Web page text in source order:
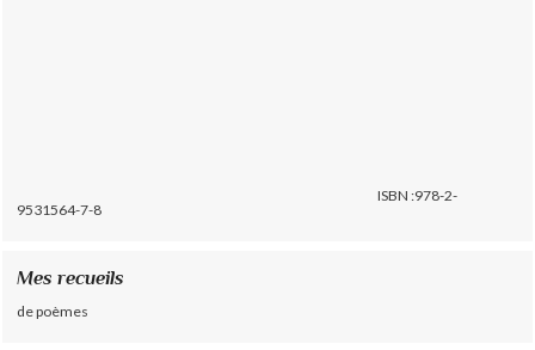
ISBN :978-2-
9531564-7-8
Mes recueils
de poèmes